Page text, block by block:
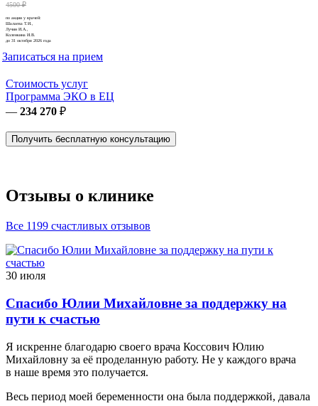
4500 ₽
по акции у врачей:
Шалаева Т.И.,
Лучин И.А.,
Коленкина И.В.
до 31 октября 2026 года
Записаться на прием
Стоимость услуг
Программа ЭКО в ЕЦ
— 234 270 ₽
Получить бесплатную консультацию
Отзывы о клинике
Все 1199 счастливых отзывов
30 июля
Спасибо Юлии Михайловне за поддержку на
пути к счастью
Я искренне благодарю своего врача Коссович Юлию
Михайловну за её проделанную работу. Не у каждого врача
в наше время это получается.
Весь период моей беременности она была поддержкой, давала